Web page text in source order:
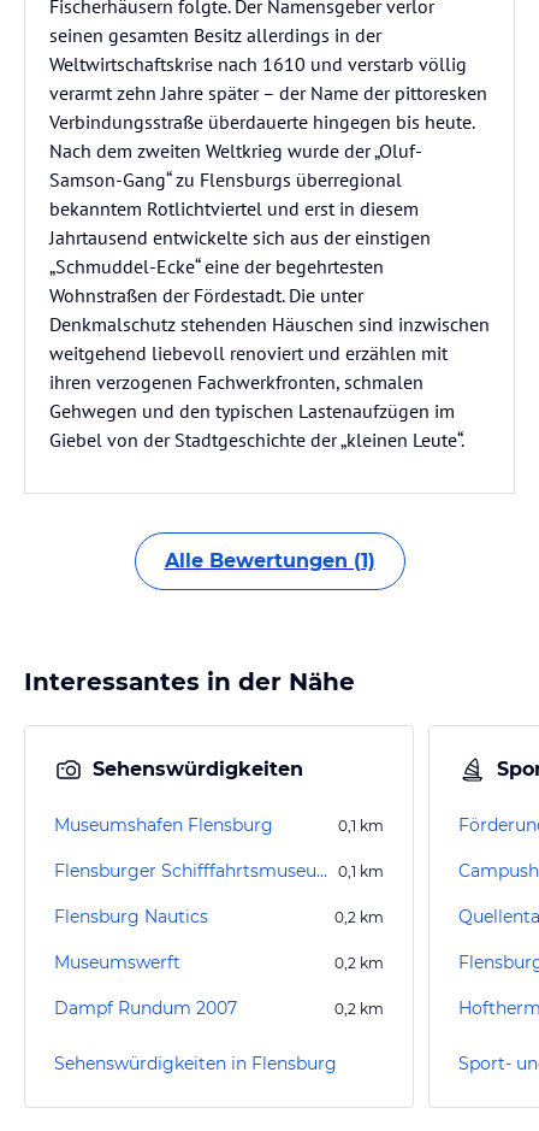
Fischerhäusern folgte. Der Namensgeber verlor
seinen gesamten Besitz allerdings in der
Weltwirtschaftskrise nach 1610 und verstarb völlig
verarmt zehn Jahre später – der Name der pittoresken
Verbindungsstraße überdauerte hingegen bis heute.
Nach dem zweiten Weltkrieg wurde der „Oluf-
Samson-Gang“ zu Flensburgs überregional
bekanntem Rotlichtviertel und erst in diesem
Jahrtausend entwickelte sich aus der einstigen
„Schmuddel-Ecke“ eine der begehrtesten
Wohnstraßen der Fördestadt. Die unter
Denkmalschutz stehenden Häuschen sind inzwischen
weitgehend liebevoll renoviert und erzählen mit
ihren verzogenen Fachwerkfronten, schmalen
Gehwegen und den typischen Lastenaufzügen im
Giebel von der Stadtgeschichte der „kleinen Leute“.
Alle Bewertungen (1)
Interessantes in der Nähe
Sehenswürdigkeiten
Museumshafen Flensburg 0,1 km
Flensburger Schifffahrtsmuseum 0,1 km
Flensburg Nautics 0,2 km
Museumswerft 0,2 km
Dampf Rundum 2007 0,2 km
Sehenswürdigkeiten in Flensburg